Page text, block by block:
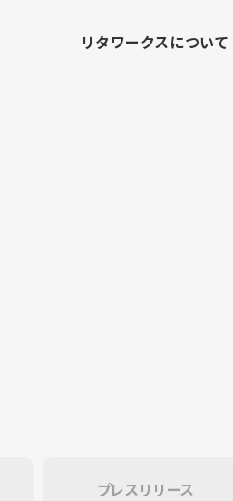
リタワークスについて
プレスリリース